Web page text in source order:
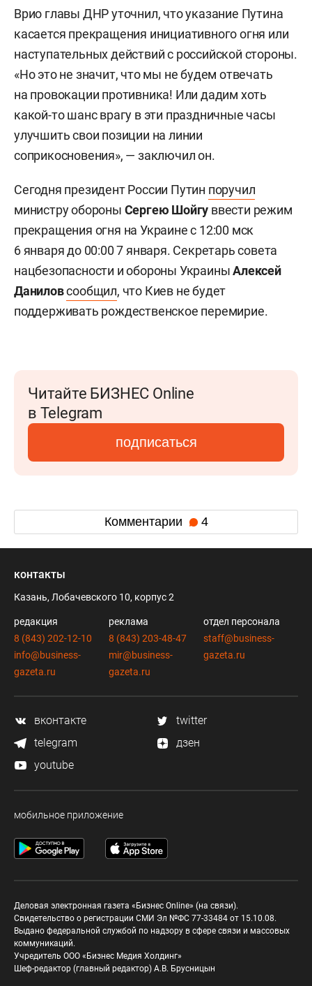
Врио главы ДНР уточнил, что указание Путина
касается прекращения инициативного огня или
наступательных действий с российской стороны.
«Но это не значит, что мы не будем отвечать
на провокации противника! Или дадим хоть
какой-то шанс врагу в эти праздничные часы
улучшить свои позиции на линии
соприкосновения», — заключил он.
Сегодня президент России Путин поручил
министру обороны Сергею Шойгу ввести режим
прекращения огня на Украине с 12:00 мск
6 января до 00:00 7 января. Секретарь совета
нацбезопасности и обороны УкраиныАлексей
Даниловсообщил, что Киев не будет
поддерживать рождественское перемирие.
Читайте БИЗНЕС Online
в Telegram
подписаться
Комментарии 4
контакты
Казань, Лобачевского 10, корпус 2
редакция
8 (843) 202-12-10
info@business-
gazeta.ru
реклама
8 (843) 203-48-47
mir@business-
gazeta.ru
отдел персонала
staff@business-
gazeta.ru
вконтакте
twitter
telegram
дзен
youtube
мобильное приложение
Деловая электронная газета «Бизнес Online» (на связи).
Свидетельство о регистрации СМИ Эл №ФС 77-33484 от 15.10.08.
Выдано федеральной службой по надзору в сфере связи и массовых
коммуникаций.
Учредитель ООО «Бизнес Медия Холдинг»
Шеф-редактор (главный редактор) А.В. Брусницын